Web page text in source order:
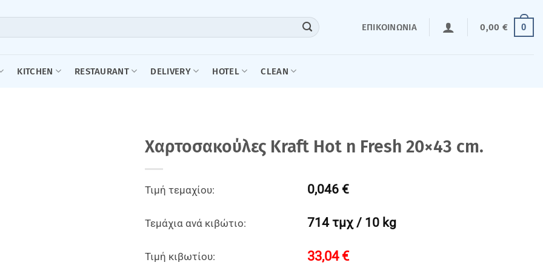
ΕΠΙΚΟΙΝΩΝΊΑ 0,00 € 0
KITCHEN RESTAURANT DELIVERY HOTEL CLEAN
Xαρτοσακούλες Kraft Hot n Fresh 20×43 cm.
Τιμή τεμαχίου: 0,046 €
Τεμάχια ανά κιβώτιο: 714 τμχ / 10 kg
Τιμή κιβωτίου: 33,04 €